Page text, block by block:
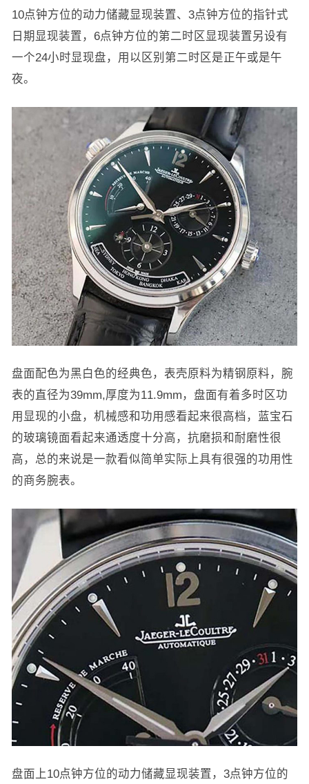
10点钟方位的动力储藏显现装置、3点钟方位的指针式
日期显现装置，6点钟方位的第二时区显现装置另设有
一个24小时显现盘，用以区别第二时区是正午或是午
夜。
盘面配色为黑白色的经典色，表壳原料为精钢原料，腕
表的直径为39mm,厚度为11.9mm，盘面有着多时区功
用显现的小盘，机械感和功用感看起来很高档，蓝宝石
的玻璃镜面看起来通透度十分高，抗磨损和耐磨性很
高，总的来说是一款看似简单实际上具有很强的功用性
的商务腕表。
盘面上10点钟方位的动力储藏显现装置，3点钟方位的